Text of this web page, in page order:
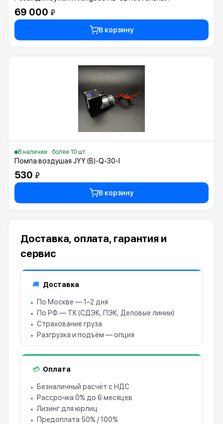
69 000 ₽
В корзину
В наличии · более 10 шт.
Помпа воздушая JYY (B)-Q-30-I
530 ₽
В корзину
Доставка, оплата, гарантия и
сервис
🚚 Доставка
По Москве — 1–2 дня
По РФ — ТК (СДЭК, ПЭК, Деловые линии)
Страхование груза
Разгрузка и подъём — опция
💳 Оплата
Безналичный расчёт с НДС
Рассрочка 0% до 6 месяцев
Лизинг для юрлиц
Предоплата 50% / 100%